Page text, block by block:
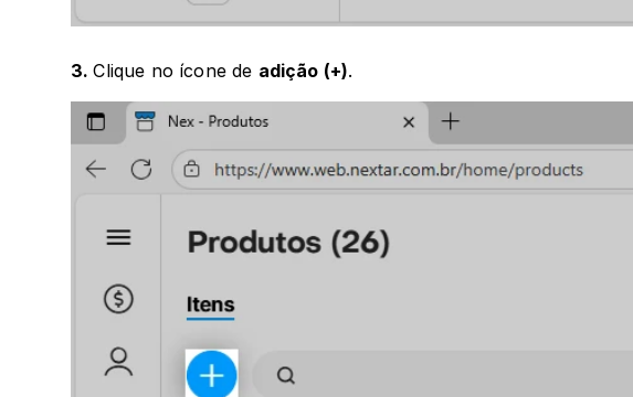
3. Clique no ícone de adição (+).